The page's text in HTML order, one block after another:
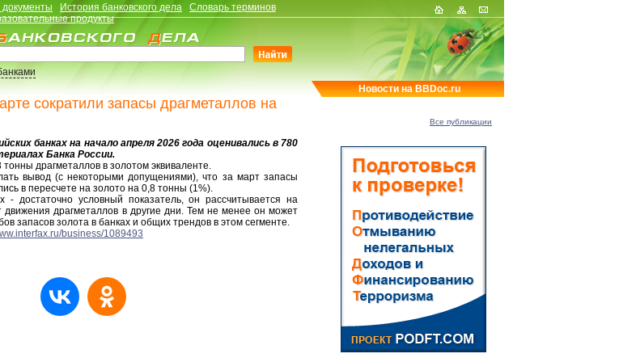
документы История банковского дела
Словарь терминов
продукты
сократили запасы драгметаллов на
банках на начало апреля 2026 года оценивались в 780
Банка России.
драгметаллов в золотом эквиваленте.
вывод (с некоторыми допущениями), что за март запасы
в пересчете на золото на 0,8 тонны (1%).
- достаточно условный показатель, он рассчитывается на
движения драгметаллов в другие дни. Тем не менее он может
запасов золота в банках и общих трендов в этом сегменте.
business/1089493
Новости на BBDoc.ru
Все публикации